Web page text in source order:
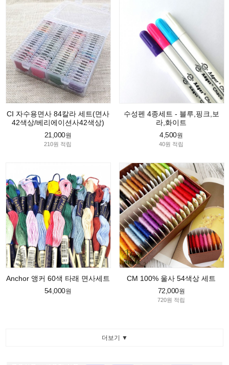
CI 자수용면사 84칼라 세트(면사
42색상/베리에이션사42색상)
21,000원
210원 적립
수성펜 4종세트 - 블루,핑크,보
라,화이트
4,500원
40원 적립
Anchor 앵커 60색 타래 면사세트
54,000원
CM 100% 울사 54색상 세트
72,000원
720원 적립
더보기 ▼